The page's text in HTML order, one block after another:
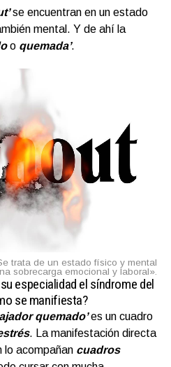
se encuentran en un estado
mental. Y de ahí la
o quemada’.
trata de un estado físico y mental
sobrecarga emocional y laboral».
especialidad el síndrome del
se manifiesta?
quemado’es un cuadro
. La manifestación directa
lo acompañan cuadros